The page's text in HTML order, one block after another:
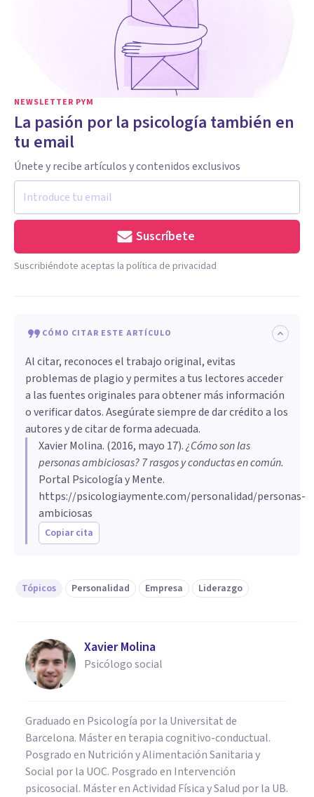
NEWSLETTER PYM
La pasión por la psicología también en
tu email
Únete y recibe artículos y contenidos exclusivos
Suscríbete
Suscribiéndote aceptas la política de privacidad
CÓMO CITAR ESTE ARTÍCULO
Al citar, reconoces el trabajo original, evitas
problemas de plagio y permites a tus lectores acceder
a las fuentes originales para obtener más información
o verificar datos. Asegúrate siempre de dar crédito a los
autores y de citar de forma adecuada.
Xavier Molina. (2016, mayo 17).¿Cómo son las
personas ambiciosas? 7 rasgos y conductas en común.
Portal Psicología y Mente.
https://psicologiaymente.com/personalidad/personas-
ambiciosas
Copiar cita
Tópicos Personalidad Empresa Liderazgo
Xavier Molina
Psicólogo social
Graduado en Psicología por la Universitat de
Barcelona. Máster en terapia cognitivo-conductual.
Posgrado en Nutrición y Alimentación Sanitaria y
Social por la UOC. Posgrado en Intervención
psicosocial. Máster en Actividad Física y Salud por la UB.